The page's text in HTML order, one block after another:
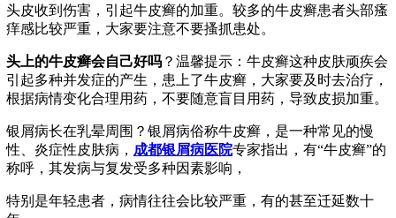
头皮收到伤害，引起牛皮癣的加重。较多的牛皮癣患者头部瘙
痒感比较严重，大家要注意不要搔抓患处。
头上的牛皮癣会自己好吗？温馨提示：牛皮癣这种皮肤顽疾会
引起多种并发症的产生，患上了牛皮癣，大家要及时去治疗，
根据病情变化合理用药，不要随意盲目用药，导致皮损加重。
银屑病长在乳晕周围？银屑病俗称牛皮癣，是一种常见的慢
性、炎症性皮肤病， 成都银屑病医院专家指出，有“牛皮癣”的
称呼，其发病与复发受多种因素影响，
特别是年轻患者，病情往往会比较严重，有的甚至迁延数十